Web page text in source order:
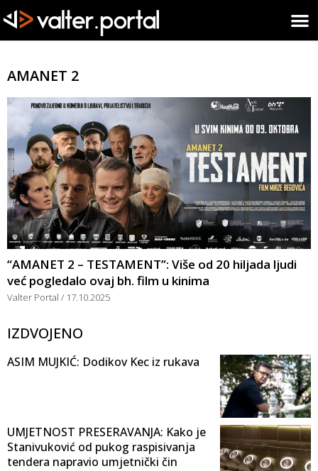
AMANET 2
“AMANET 2 – TESTAMENT”: Više od 20 hiljada ljudi
već pogledalo ovaj bh. film u kinima
Valter Portal 17.10.2025
IZDVOJENO
ASIM MUJKIĆ: Dodikov Kec iz rukava
UMJETNOST PRESERAVANJA: Kako je
Stanivuković od pukog raspisivanja
tendera napravio umjetnički čin